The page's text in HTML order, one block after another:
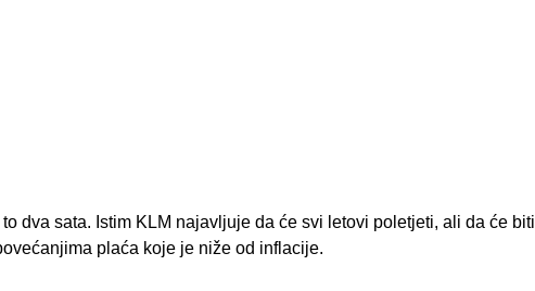
dva sata. Istim KLM najavljuje da će svi letovi poletjeti, ali da će biti
plaća koje je niže od inflacije.